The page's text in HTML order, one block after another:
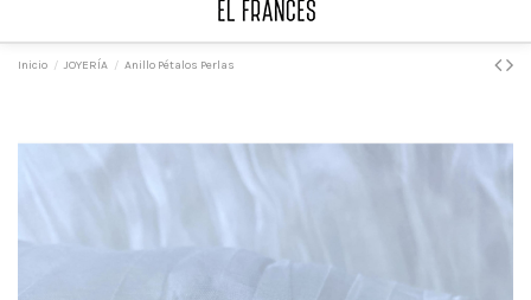
Inicio JOYERÍA Anillo Pétalos Perlas